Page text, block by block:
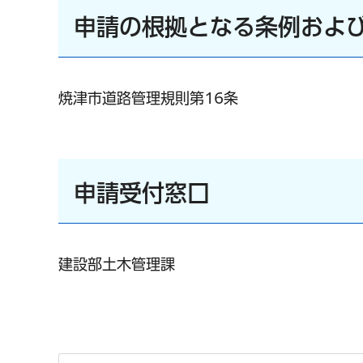
申請の根拠となる条例およ
焼津市道路管理規則第16条
申請受付窓口
建設部土木管理課